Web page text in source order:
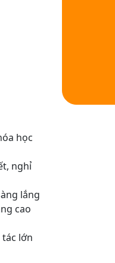
học
nghỉ
lắng
cao
lớn